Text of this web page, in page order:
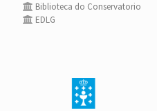
Biblioteca do Conservatorio
EDLG